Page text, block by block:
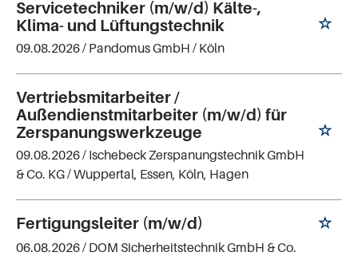
Servicetechniker (m/w/d) Kälte-,
Klima- und Lüftungstechnik
09.08.2026 / Pandomus GmbH / Köln
Vertriebsmitarbeiter /
Außendienstmitarbeiter (m/w/d) für
Zerspanungswerkzeuge
09.08.2026 / Ischebeck Zerspanungstechnik GmbH
& Co. KG/ Wuppertal, Essen, Köln, Hagen
Fertigungsleiter (m/w/d)
06.08.2026 / DOM Sicherheitstechnik GmbH & Co.